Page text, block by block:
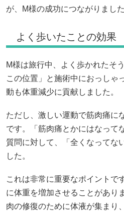
が、M様の成功につながりました
よく歩いたことの効果
M様は旅行中、よく歩かれたそ
この位置」と施術中におっしゃ
動も体重減少に貢献しました。
ただし、激しい運動で筋肉痛に
です。「筋肉痛とかにはなって
質問に対して、「全くなってな
した。
これは非常に重要なポイントで
に体重を増加させることがあり
肉の修復のために体液が集まり